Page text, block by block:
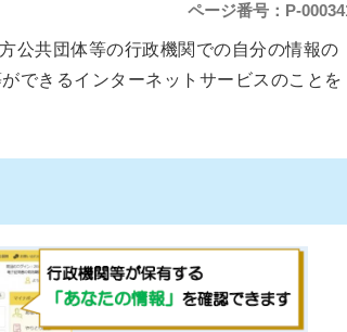
ページ番号：P-
公共団体等の行政機関での自分の情報の
できるインターネットサービスのことを